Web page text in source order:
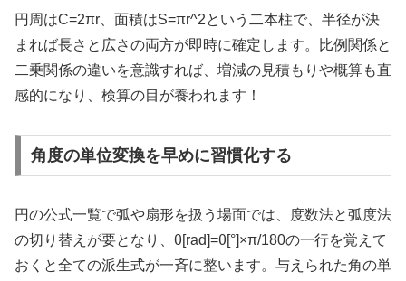
円周はC=2πr、面積はS=πr^2という二本柱で、半径が決
まれば長さと広さの両方が即時に確定します。比例関係と
二乗関係の違いを意識すれば、増減の見積もりや概算も直
感的になり、検算の目が養われます！
角度の単位変換を早めに習慣化する
円の公式一覧で弧や扇形を扱う場面では、度数法と弧度法
の切り替えが要となり、θ[rad]=θ[°]×π/180の一行を覚えて
おくと全ての派生式が一斉に整います。与えられた角の単